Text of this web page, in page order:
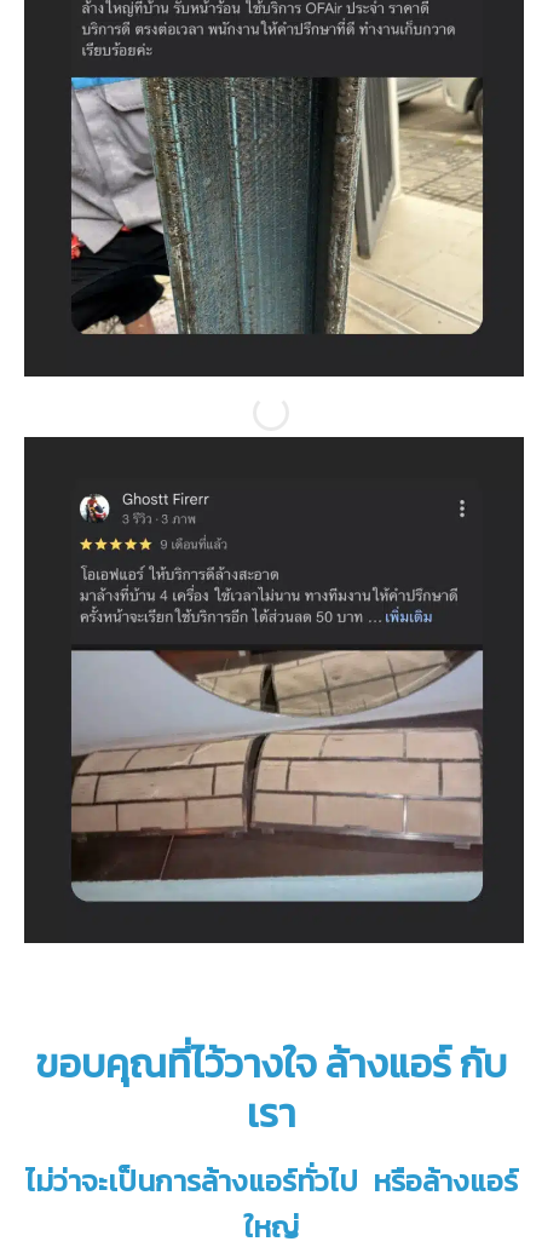
ขอบคุณที่ไว้วางใจ ล้างแอร์ กับ
เรา
ไม่ว่าจะเป็นการล้างแอร์ทั่วไป หรือล้างแอร์
ใหญ่